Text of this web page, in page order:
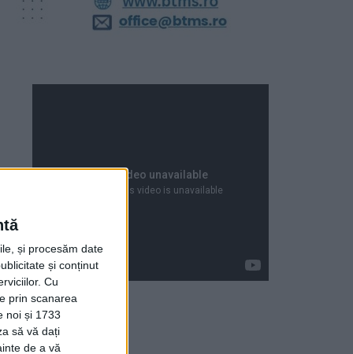
și procesăm date
și conținut
Cu
prin scanarea
noi și 1733
să vă dați
de a vă
Articole recente